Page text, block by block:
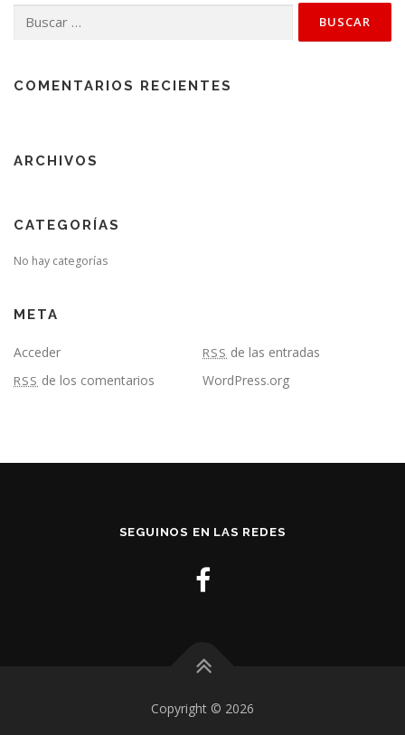
COMENTARIOS RECIENTES
ARCHIVOS
CATEGORÍAS
No hay categorías
META
Acceder RSS de las entradas
RSS de los comentarios WordPress.org
SEGUINOS EN LAS REDES
Copyright © 2026